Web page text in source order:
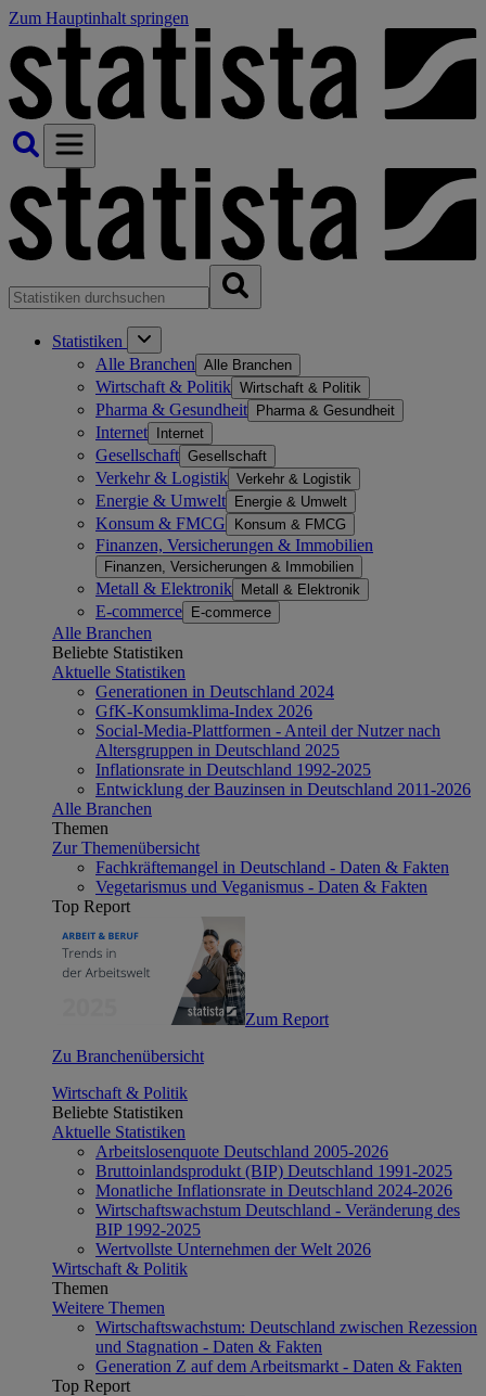
Zum Hauptinhalt springen
Statistiken
Alle Branchen Alle Branchen
Wirtschaft & Politik Wirtschaft & Politik
Pharma & Gesundheit Pharma & Gesundheit
Internet Internet
Gesellschaft Gesellschaft
Verkehr & Logistik Verkehr & Logistik
Energie & Umwelt Energie & Umwelt
Konsum & FMCG Konsum & FMCG
Finanzen, Versicherungen & Immobilien
Finanzen, Versicherungen & Immobilien
Metall & Elektronik Metall & Elektronik
E-commerce E-commerce
Alle Branchen
Beliebte Statistiken
Aktuelle Statistiken
Generationen in Deutschland 2024
GfK-Konsumklima-Index 2026
Social-Media-Plattformen - Anteil der Nutzer nach
Altersgruppen in Deutschland 2025
Inflationsrate in Deutschland 1992-2025
Entwicklung der Bauzinsen in Deutschland 2011-2026
Alle Branchen
Themen
Zur Themenübersicht
Fachkräftemangel in Deutschland - Daten & Fakten
Vegetarismus und Veganismus - Daten & Fakten
Top Report
Zum Report
Zu Branchenübersicht
Wirtschaft & Politik
Beliebte Statistiken
Aktuelle Statistiken
Arbeitslosenquote Deutschland 2005-2026
Bruttoinlandsprodukt (BIP) Deutschland 1991-2025
Monatliche Inflationsrate in Deutschland 2024-2026
Wirtschaftswachstum Deutschland - Veränderung des
BIP 1992-2025
Wertvollste Unternehmen der Welt 2026
Wirtschaft & Politik
Themen
Weitere Themen
Wirtschaftswachstum: Deutschland zwischen Rezession
und Stagnation - Daten & Fakten
Generation Z auf dem Arbeitsmarkt - Daten & Fakten
Top Report